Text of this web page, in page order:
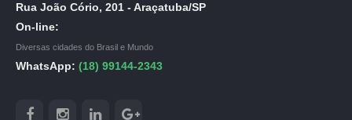
Rua João Cório, 201 - Araçatuba/SP
On-line:
Diversas cidades do Brasil e Mundo
WhatsApp: (18) 99144-2343